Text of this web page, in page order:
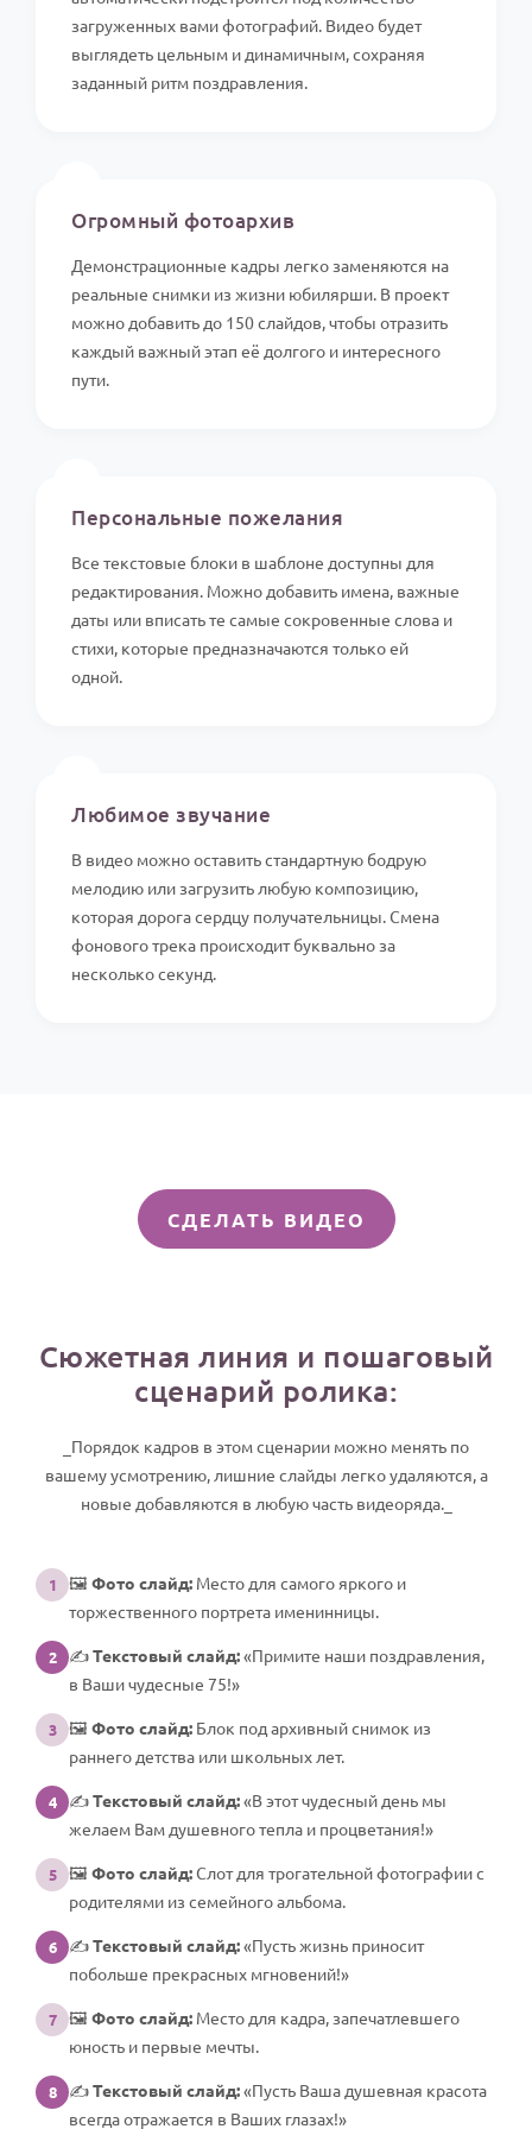
загруженных вами фотографий. Видео будет
выглядеть цельным и динамичным, сохраняя
заданный ритм поздравления.
Огромный фотоархив
Демонстрационные кадры легко заменяются на
реальные снимки из жизни юбилярши. В проект
можно добавить до 150 слайдов, чтобы отразить
каждый важный этап её долгого и интересного
пути.
Персональные пожелания
Все текстовые блоки в шаблоне доступны для
редактирования. Можно добавить имена, важные
даты или вписать те самые сокровенные слова и
стихи, которые предназначаются только ей
одной.
Любимое звучание
В видео можно оставить стандартную бодрую
мелодию или загрузить любую композицию,
которая дорога сердцу получательницы. Смена
фонового трека происходит буквально за
несколько секунд.
СДЕЛАТЬ ВИДЕО
Сюжетная линия и пошаговый
сценарий ролика:
_Порядок кадров в этом сценарии можно менять по
вашему усмотрению, лишние слайды легко удаляются, а
новые добавляются в любую часть видеоряда._
1 🖼️ Фото слайд: Место для самого яркого и
торжественного портрета именинницы.
2 ✍️Текстовый слайд:«Примите наши поздравления,
в Ваши чудесные 75!»
3 🖼️ Фото слайд: Блок под архивный снимок из
раннего детства или школьных лет.
4 ✍️Текстовый слайд:«В этот чудесный день мы
желаем Вам душевного тепла и процветания!»
5 🖼️ Фото слайд:Слот для трогательной фотографии с
родителями из семейного альбома.
6 ✍️Текстовый слайд:«Пусть жизнь приносит
побольше прекрасных мгновений!»
7 🖼️ Фото слайд: Место для кадра, запечатлевшего
юность и первые мечты.
8 ✍️Текстовый слайд:«Пусть Ваша душевная красота
всегда отражается в Ваших глазах!»